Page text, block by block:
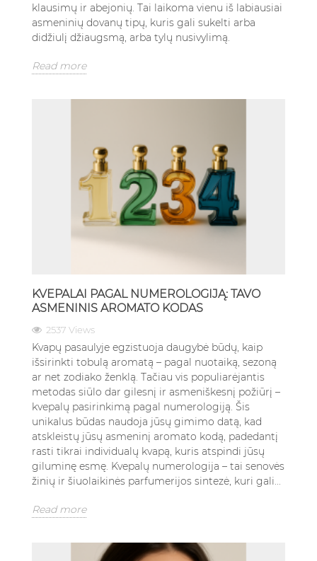
klausimų ir abejonių. Tai laikoma vienu iš labiausiai
asmeninių dovanų tipų, kuris gali sukelti arba
didžiulį džiaugsmą, arba tylų nusivylimą.
Read more
KVEPALAI PAGAL NUMEROLOGIJĄ: TAVO
ASMENINIS AROMATO KODAS
2537 Views
Kvapų pasaulyje egzistuoja daugybė būdų, kaip
išsirinkti tobulą aromatą – pagal nuotaiką, sezoną
ar net zodiako ženklą. Tačiau vis populiarėjantis
metodas siūlo dar gilesnį ir asmeniškesnį požiūrį –
kvepalų pasirinkimą pagal numerologiją. Šis
unikalus būdas naudoja jūsų gimimo datą, kad
atskleistų jūsų asmeninį aromato kodą, padedantį
rasti tikrai individualų kvapą, kuris atspindi jūsų
giluminę esmę. Kvepalų numerologija – tai senovės
žinių ir šiuolaikinės parfumerijos sintezė, kuri gali...
Read more